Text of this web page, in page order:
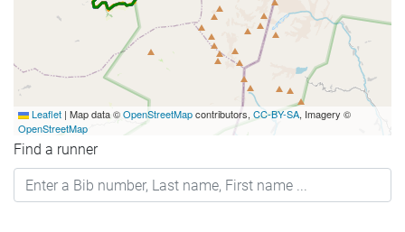
Leaflet | Map data ©OpenStreetMapcontributors, CC-BY-SA, Imagery ©
OpenStreetMap
Find a runner